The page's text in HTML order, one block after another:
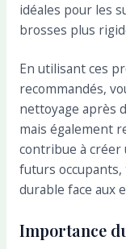
idéales pour les
brosses plus
En utilisant ces
recommandés,
nettoyage après
mais également
contribue à créer
futurs
durable face aux
Importance